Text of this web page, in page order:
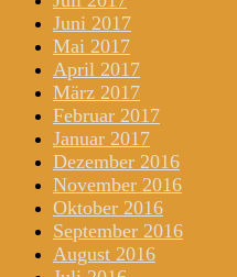
Juni 2017
Mai 2017
April 2017
März 2017
Februar 2017
Januar 2017
Dezember 2016
November 2016
Oktober 2016
September 2016
August 2016